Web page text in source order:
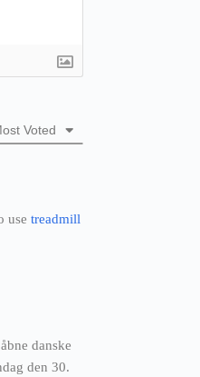
Voted
use treadmill
danske
den 30.